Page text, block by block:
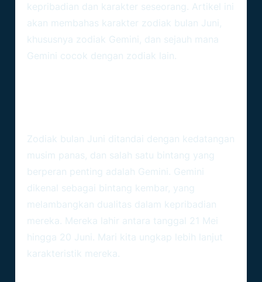
kepribadian dan karakter seseorang. Artikel ini
akan membahas karakter zodiak bulan Juni,
khususnya zodiak Gemini, dan sejauh mana
Gemini cocok dengan zodiak lain.
Zodiak bulan Juni ditandai dengan kedatangan
musim panas, dan salah satu bintang yang
berperan penting adalah Gemini. Gemini
dikenal sebagai bintang kembar, yang
melambangkan dualitas dalam kepribadian
mereka. Mereka lahir antara tanggal 21 Mei
hingga 20 Juni. Mari kita ungkap lebih lanjut
karakteristik mereka.